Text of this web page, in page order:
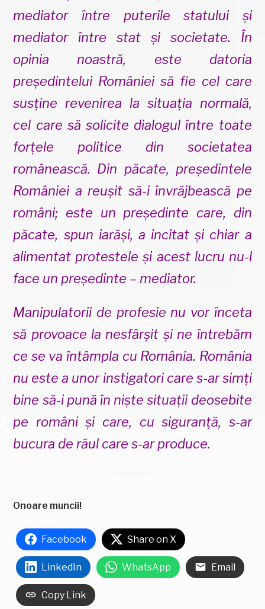
mediator între puterile statului și
mediator între stat și societate. În
opinia noastră, este datoria
președintelui României să fie cel care
susține revenirea la situația normală,
cel care să solicite dialogul între toate
forțele politice din societatea
românească. Din păcate, președintele
României a reușit să-i învrăjbească pe
români; este un președinte care, din
păcate, spun iarăși, a incitat și chiar a
alimentat protestele și acest lucru nu-l
face un președinte – mediator.
Manipulatorii de profesie nu vor înceta
să provoace la nesfârșit și ne întrebăm
ce se va întâmpla cu România. România
nu este a unor instigatori care s-ar simți
bine să-i pună în niște situații deosebite
pe români și care, cu siguranță, s-ar
bucura de răul care s-ar produce.
Onoare muncii!
Facebook Share on X
LinkedIn WhatsApp Email
Copy Link